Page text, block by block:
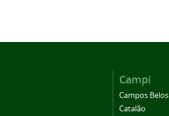
Campi
Campos Belos
Catalão